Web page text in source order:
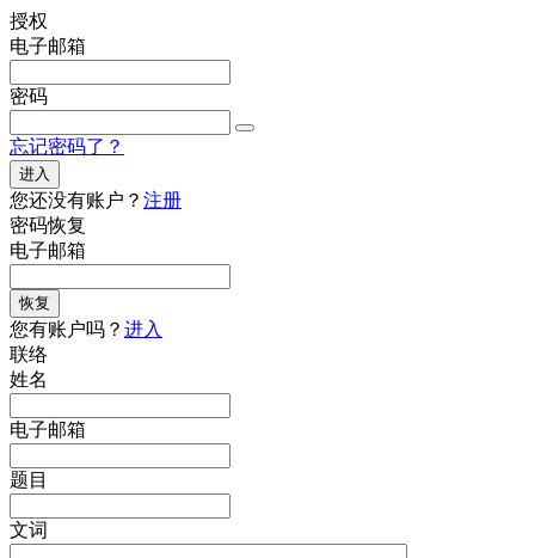
授权
电子邮箱
密码
忘记密码了？
进入
您还没有账户？ 注册
密码恢复
电子邮箱
恢复
您有账户吗？ 进入
联络
姓名
电子邮箱
题目
文词